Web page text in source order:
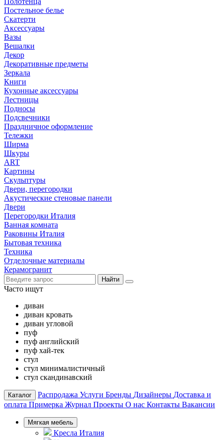
Постельное белье
Скатерти
Аксессуары
Вазы
Вешалки
Декор
Декоративные предметы
Зеркала
Книги
Кухонные аксессуары
Лестницы
Подносы
Подсвечники
Праздничное оформление
Тележки
Ширма
Шкуры
ART
Картины
Скульптуры
Двери, перегородки
Акустические стеновые панели
Двери
Перегородки Италия
Ванная комната
Раковины Италия
Бытовая техника
Техника
Отделочные материалы
Керамогранит
Найти
Часто ищут
диван
диван кровать
диван угловой
пуф
пуф английский
пуф хай-тек
стул
стул минималистичный
стул скандинавский
Каталог Распродажа Услуги Бренды Дизайнеры Доставка и
оплата Примерка Журнал Проекты О нас Контакты Вакансии
Мягкая мебель
Кресла Италия